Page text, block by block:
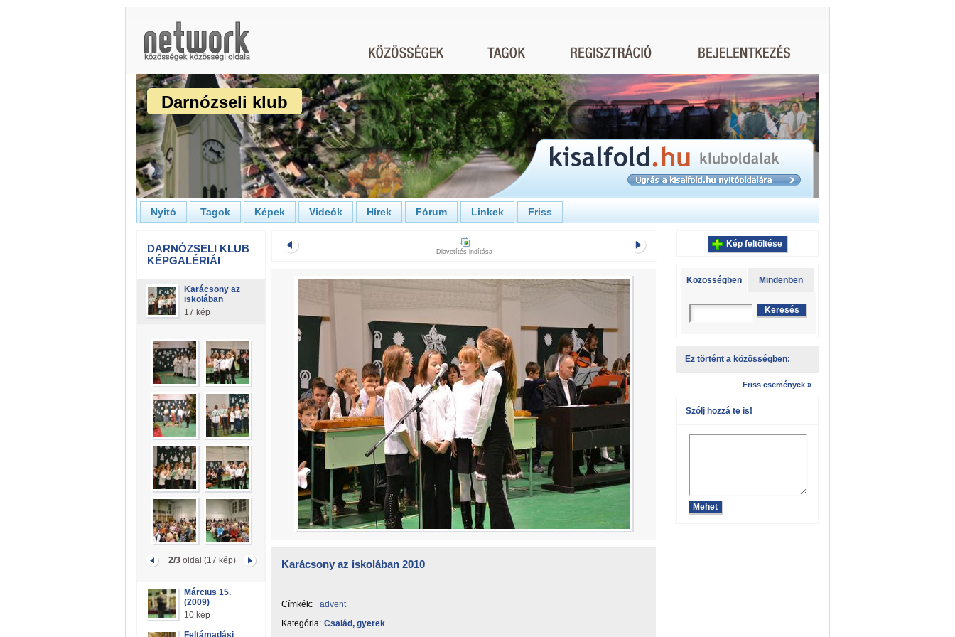
Darnózseli klub
Nyitó Tagok Képek Videók Hírek Fórum Linkek Friss
DARNÓZSELI KLUB
KÉPGALÉRIÁI
Karácsony az
iskolában
17 kép
2/3oldal (17 kép)
Március 15.
(2009)
10 kép
Feltámadási
Diavetítés indítása
Karácsony az iskolában 2010
Címkék:
advent
Kategória: Család, gyerek
Kép feltöltése
Közösségben Mindenben
Ez történt a közösségben:
Friss események »
Szólj hozzá te is!